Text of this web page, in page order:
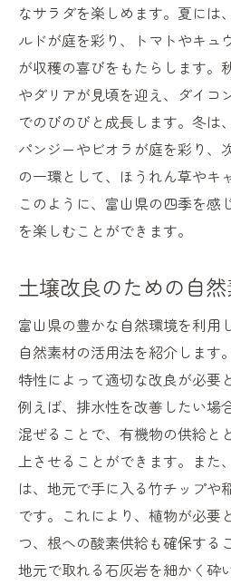
なサラダを楽しめます。夏には
ルドが庭を彩り、トマトやキュ
が収穫の喜びをもたらします。
やダリアが見頃を迎え、ダイコ
でのびのびと成長します。冬は
パンジーやビオラが庭を彩り、
の一環として、ほうれん草やキ
このように、富山県の四季を感
を楽しむことができます。
土壌改良のための自
富山県の豊かな自然環境を利用
自然素材の活用法を紹介します
特性によって適切な改良が必要
例えば、排水性を改善したい場
混ぜることで、有機物の供給と
上させることができます。また
は、地元で手に入る竹チップや
です。これにより、植物が必要
つ、根への酸素供給も確保する
地元で取れる石灰岩を細かく砕